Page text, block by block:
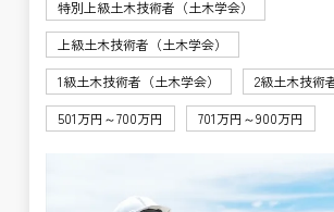
特別上級土木技術者（土木学会）
上級土木技術者（土木学会）
1級土木技術者（土木学会）
2級土木技術
501万円～700万円
701万円～900万円